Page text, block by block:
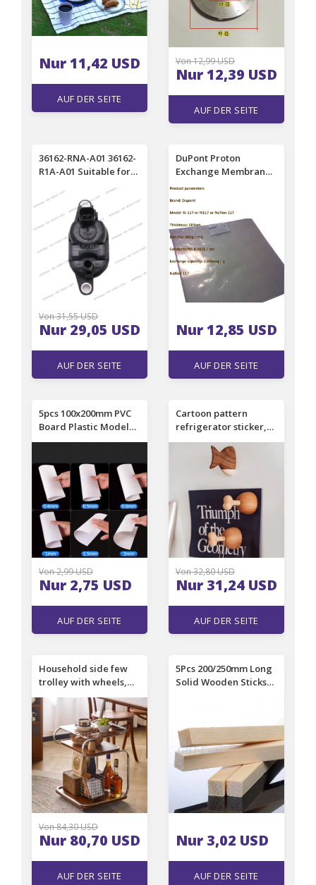
Nur 11,42 USD
AUF DER SEITE
Von 12,99 USD
Nur 12,39 USD
AUF DER SEITE
36162-RNA-A01 36162-
R1A-A01 Suitable for
automotive carbon
can solenoid valve
Von 31,55 USD
Nur 29,05 USD
AUF DER SEITE
DuPont Proton
Exchange Membrane
Nafion N117
Membrane
perfluorinated
sulfonic acid ion N117
(5x5 cm, 10x20 cm,
20x20 cm)round
Nur 12,85 USD
AUF DER SEITE
5pcs 100x200mm PVC
Board Plastic Model
Sheet Board White
1mm thickness
Von 2,99 USD
Nur 2,75 USD
AUF DER SEITE
Cartoon pattern
refrigerator sticker,
magnet magnet solid
Von 32,80 USD
Nur 31,24 USD
AUF DER SEITE
Household side few
trolley with wheels,
antique sofa in living
room, coffee table
corner few Nordic
movable dining car
rack
Von 84,30 USD
Nur 80,70 USD
AUF DER SEITE
5Pcs 200/250mm Long
Solid Wooden Sticks
Architectural Sandbox
Materials
Nur 3,02 USD
AUF DER SEITE